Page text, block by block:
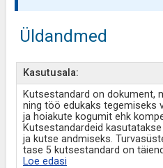
Üldandmed
Kasutusala:
Kutsestandard on dokument,
ning töö edukaks tegemiseks
ja hoiakute kogumit ehk
Kutsestandardeid
ja kutse andmiseks.
tase 5 kutsestandard on
Loe edasi